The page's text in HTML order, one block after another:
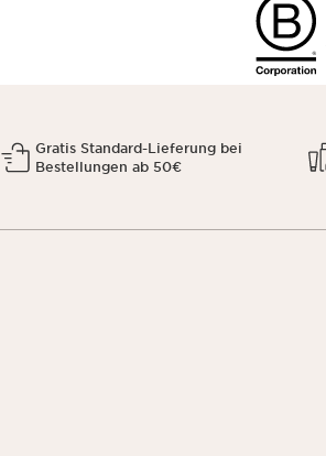
Gratis Standard-Lieferung bei
Bestellungen ab 50€